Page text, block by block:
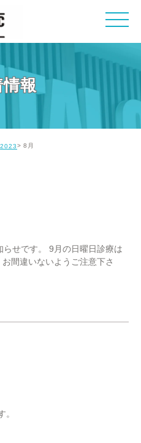
報
2023 8月
せです。 9月の日曜日診療は
間違いないようご注意下さ